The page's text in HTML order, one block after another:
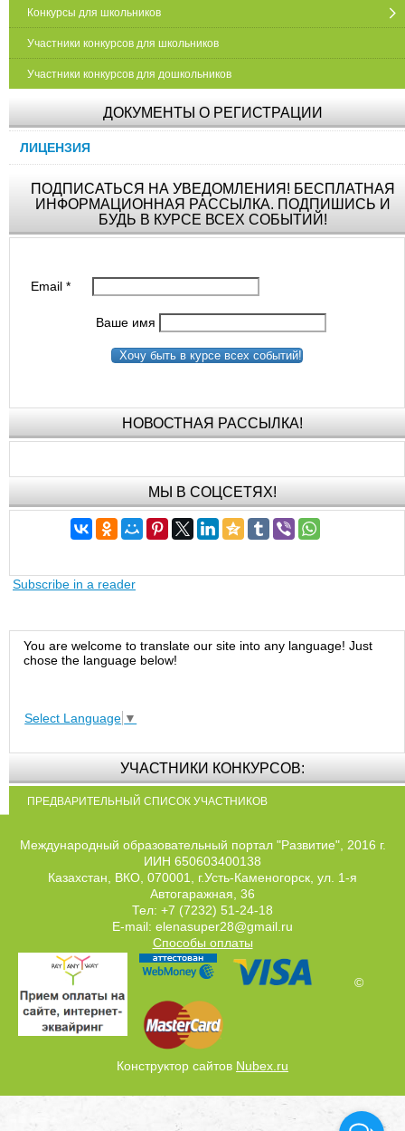
Конкурсы для школьников
Участники конкурсов для школьников
Участники конкурсов для дошкольников
ДОКУМЕНТЫ О РЕГИСТРАЦИИ
ЛИЦЕНЗИЯ
ПОДПИСАТЬСЯ НА УВЕДОМЛЕНИЯ! БЕСПЛАТНАЯ
ИНФОРМАЦИОННАЯ РАССЫЛКА. ПОДПИШИСЬ И
БУДЬ В КУРСЕ ВСЕХ СОБЫТИЙ!
Email*
Ваше имя
Хочу быть в курсе всех событий!
НОВОСТНАЯ РАССЫЛКА!
МЫ В СОЦСЕТЯХ!
Subscribe in a reader
You are welcome to translate our site into any language! Just
chose the language below!
Select Language ▼
УЧАСТНИКИ КОНКУРСОВ:
ПРЕДВАРИТЕЛЬНЫЙ СПИСОК УЧАСТНИКОВ
Международный образовательный портал "Развитие", 2016 г.
ИИН 650603400138
Казахстан, ВКО, 070001, г.Усть-Каменогорск, ул. 1-я
Автогаражная, 36
Тел: +7 (7232) 51-24-18
E-mail: elenasuper28@gmail.ru
Способы оплаты
©
Конструктор сайтов Nubex.ru